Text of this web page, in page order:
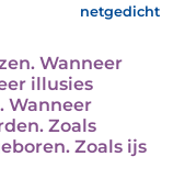
netgedicht
Wanneer
illusies
Wanneer
Zoals
Zoals ijs